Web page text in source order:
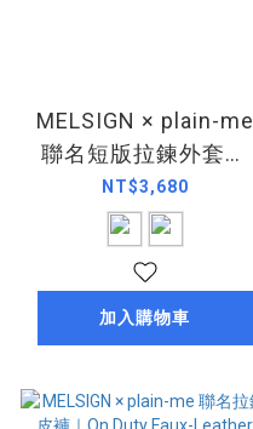
MELSIGN × plain-me
聯名短版拉鍊外套｜
Meeting & Party
Cropped
Jacket（25AW）
NT$3,680
加入購物車